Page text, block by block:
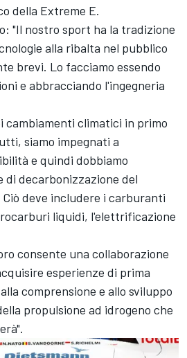
della Extreme E.
"Il nostro sport ha la tradizione
alla ribalta nel pubblico
brevi. Lo facciamo essendo
e abbracciando l'ingegneria
cambiamenti climatici in primo
siamo impegnati a
e quindi dobbiamo
decarbonizzazione del
deve includere i carburanti
liquidi, l'elettrificazione
consente una collaborazione
esperienze di prima
comprensione e allo sviluppo
propulsione ad idrogeno che